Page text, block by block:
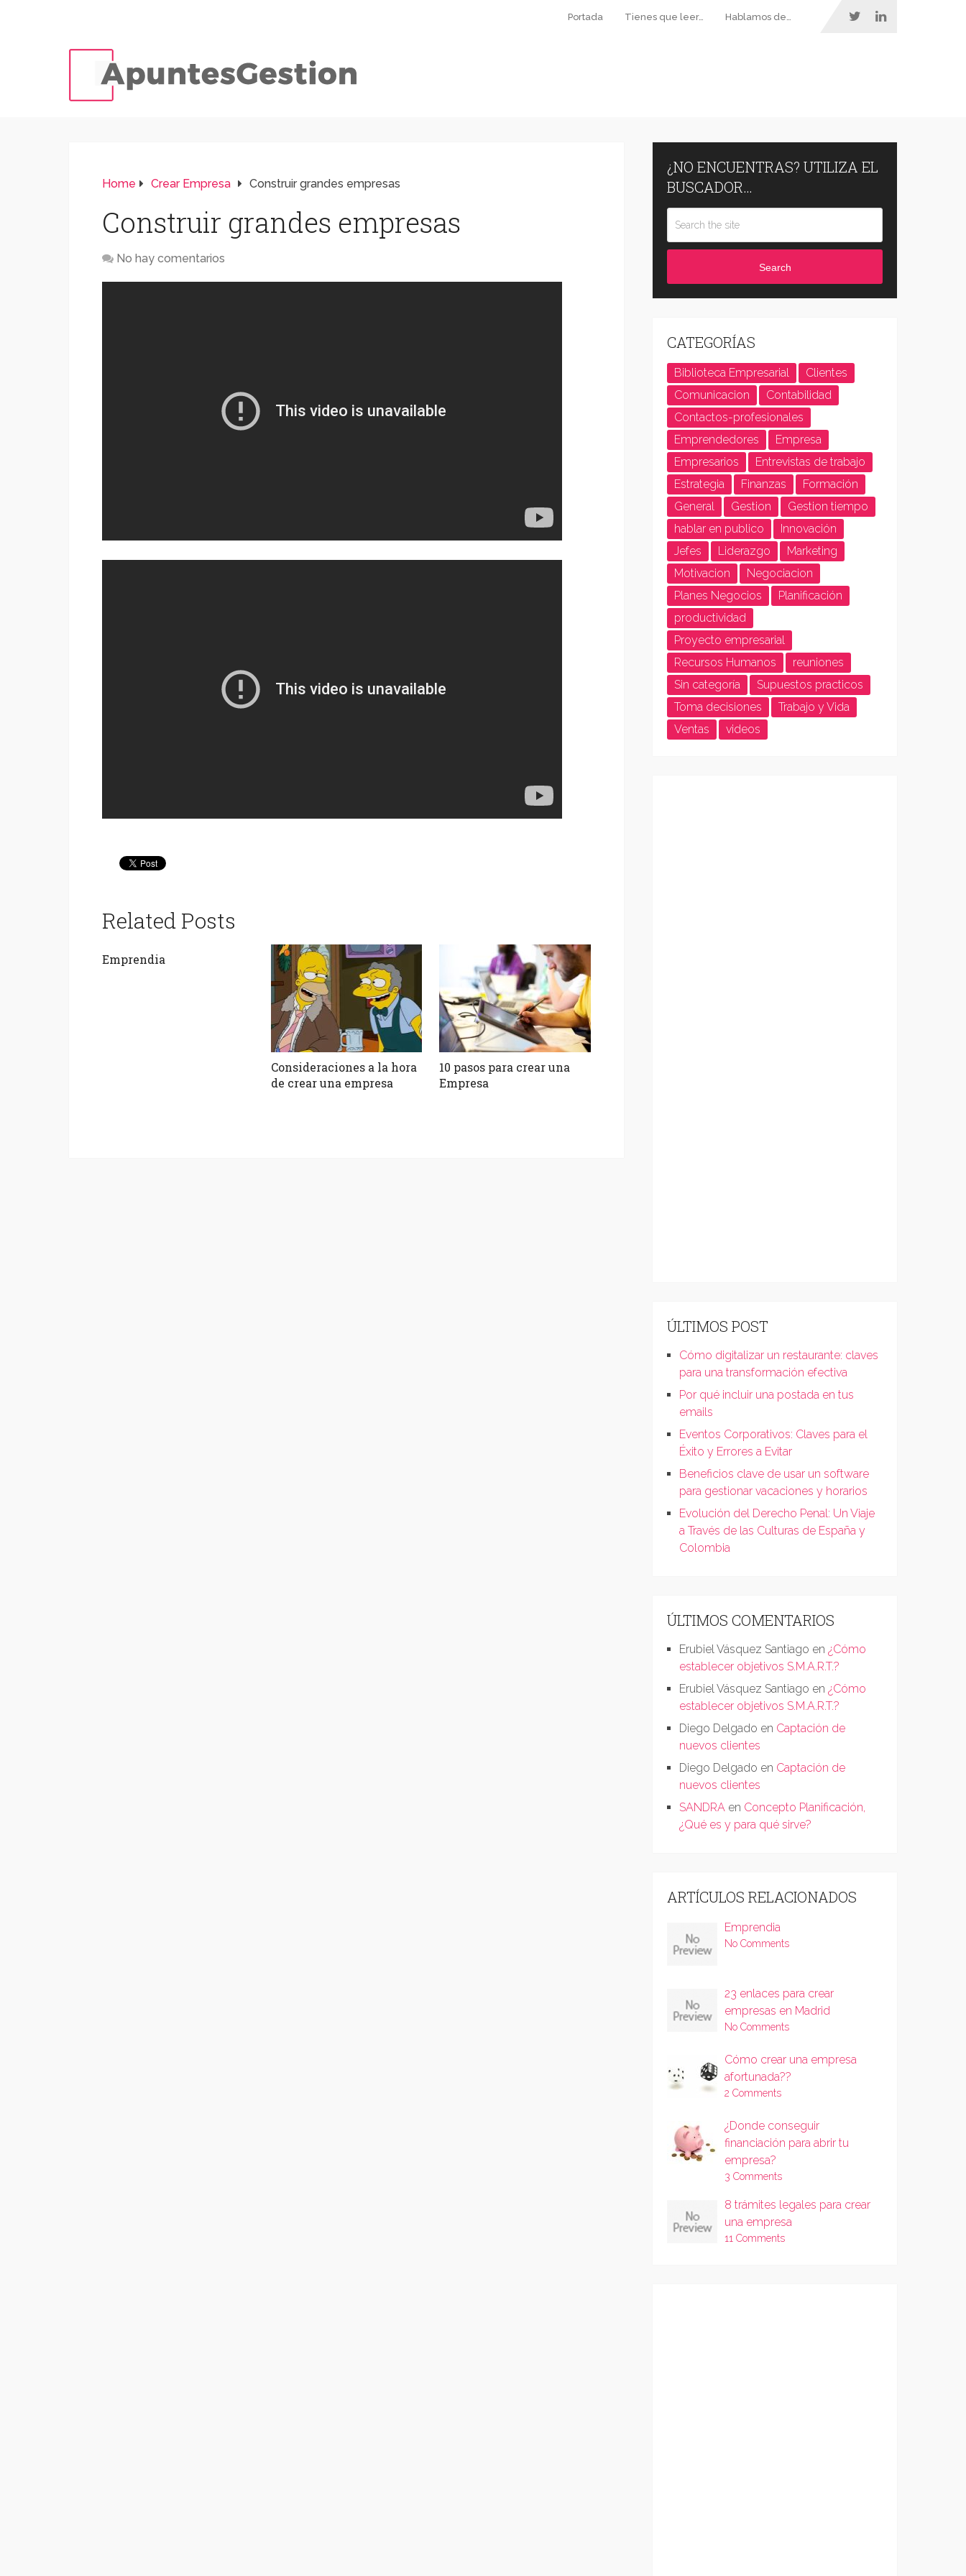
Portada Tienes que leer… Hablamos de…
Home Crear Empresa Construir grandes empresas
Construir grandes empresas
No hay comentarios
Related Posts
Emprendia
Consideraciones a la hora
de crear una empresa
10 pasos para crear una
Empresa
¿NO ENCUENTRAS? UTILIZA EL
BUSCADOR…
Search
CATEGORÍAS
Biblioteca Empresarial
Clientes
Comunicacion
Contabilidad
Contactos-profesionales
Emprendedores
Empresa
Empresarios
Entrevistas de trabajo
Estrategia
Finanzas
Formación
General
Gestion
Gestion tiempo
hablar en publico
Innovación
Jefes
Liderazgo
Marketing
Motivacion
Negociacion
Planes Negocios
Planificación
productividad
Proyecto empresarial
Recursos Humanos
reuniones
Sin categoría
Supuestos practicos
Toma decisiones
Trabajo y Vida
Ventas
videos
ÚLTIMOS POST
Cómo digitalizar un restaurante: claves
para una transformación efectiva
Por qué incluir una postada en tus
emails
Eventos Corporativos: Claves para el
Éxito y Errores a Evitar
Beneficios clave de usar un software
para gestionar vacaciones y horarios
Evolución del Derecho Penal: Un Viaje
a Través de las Culturas de España y
Colombia
ÚLTIMOS COMENTARIOS
Erubiel Vásquez Santiago en¿Cómo
establecer objetivos S.M.A.R.T.?
Erubiel Vásquez Santiago en¿Cómo
establecer objetivos S.M.A.R.T.?
Diego Delgado en Captación de
nuevos clientes
Diego Delgado en Captación de
nuevos clientes
SANDRA en Concepto Planificación,
¿Qué es y para qué sirve?
ARTÍCULOS RELACIONADOS
Emprendia
No Comments
23 enlaces para crear
empresas en Madrid
No Comments
Cómo crear una empresa
afortunada??
2 Comments
¿Donde conseguir
financiación para abrir tu
empresa?
3 Comments
8 trámites legales para crear
una empresa
11 Comments